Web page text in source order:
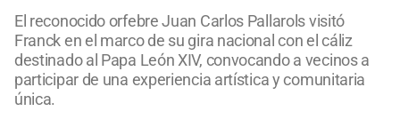
El reconocido orfebre Juan Carlos Pallarols visitó
Franck en el marco de su gira nacional con el cáliz
destinado al Papa León XIV, convocando a vecinos a
participar de una experiencia artística y comunitaria
única.